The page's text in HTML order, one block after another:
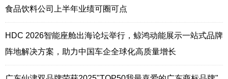
食品饮料公司上半年业绩可圈可点
HDC 2026智能座舱出海论坛举行，鲸鸿动能展示一站式品牌
阵地解决方案，助力中国车企全球化高质量增长